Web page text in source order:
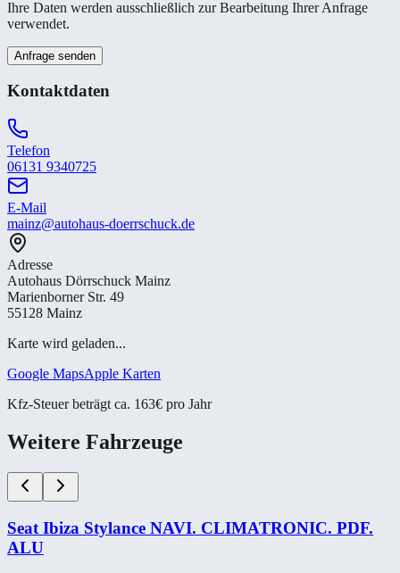
Ihre Daten werden ausschließlich zur Bearbeitung Ihrer Anfrage
verwendet.
Anfrage senden
Kontaktdaten
Telefon
06131 9340725
E-Mail
mainz@autohaus-doerrschuck.de
Adresse
Autohaus Dörrschuck Mainz
Marienborner Str. 49
55128 Mainz
Karte wird geladen...
Google MapsApple Karten
Kfz-Steuer beträgt ca. 163€ pro Jahr
Weitere Fahrzeuge
Seat Ibiza Stylance NAVI. CLIMATRONIC. PDF.
ALU